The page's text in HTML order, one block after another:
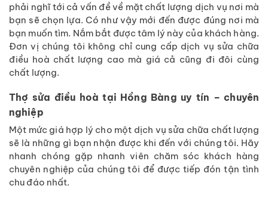
phải nghĩ tới cả vấn đề về mặt chất lượng dịch vụ nơi mà
bạn sẽ chọn lựa. Có như vậy mới đến được đúng nơi mà
bạn muốn tìm. Nắm bắt được tâm lý này của khách hàng.
Đơn vị chúng tôi không chỉ cung cấp dịch vụ sửa chữa
điều hoà chất lượng cao mà giá cả cũng đi đôi cùng
chất lượng.
Thợ sửa điều hoà tại Hồng Bàng uy tín – chuyên
nghiệp
Một mức giá hợp lý cho một dịch vụ sửa chữa chất lượng
sẽ là những gì bạn nhận được khi đến với chúng tôi. Hãy
nhanh chóng gặp nhanh viên chăm sóc khách hàng
chuyên nghiệp của chúng tôi để được tiếp đón tận tình
chu đáo nhất.